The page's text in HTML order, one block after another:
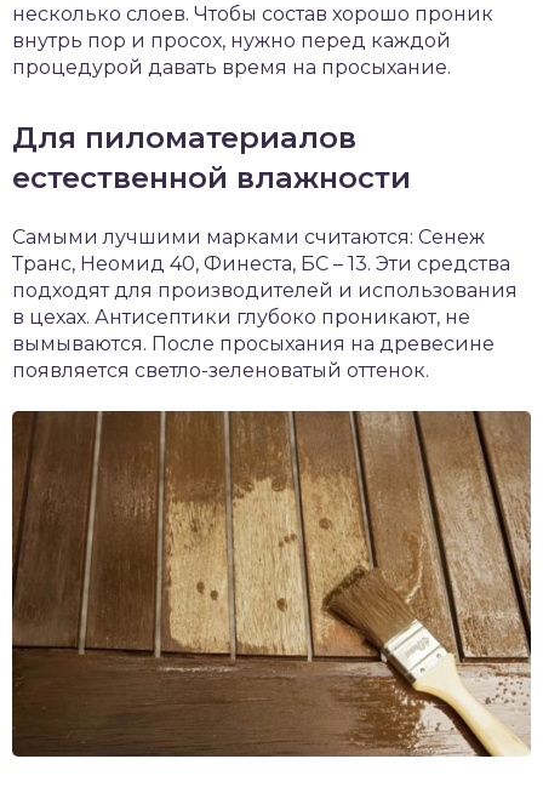
несколько слоев. Чтобы состав хорошо проник
внутрь пор и просох, нужно перед каждой
процедурой давать время на просыхание.
Для пиломатериалов
естественной влажности
Самыми лучшими марками считаются: Сенеж
Транс, Неомид 40, Финеста, БС – 13. Эти средства
подходят для производителей и использования
в цехах. Антисептики глубоко проникают, не
вымываются. После просыхания на древесине
появляется светло-зеленоватый оттенок.